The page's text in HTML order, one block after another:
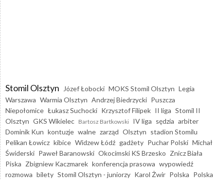
Stomil Olsztyn Józef Łobocki MOKS Stomil Olsztyn Legia
Warszawa Warmia Olsztyn Andrzej Biedrzycki Puszcza
Niepołomice Łukasz Suchocki Krzysztof Filipek II liga Stomil II
Olsztyn GKS Wikielec Bartosz Bartkowski IV liga sędzia arbiter
Dominik Kun kontuzje walne zarząd Olsztyn stadion Stomilu
Pelikan Łowicz kibice Widzew Łódź gadżety Puchar Polski Michał
Świderski Paweł Baranowski Okocimski KS Brzesko Znicz Biała
Piska Zbigniew Kaczmarek konferencja prasowa wypowiedź
rozmowa bilety Stomil Olsztyn - juniorzy Karol Żwir Polska Polska